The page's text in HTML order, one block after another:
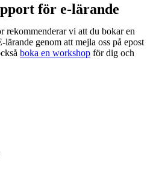
för e-lärande
rekommenderar vi att du bokar en
lärande genom att mejla oss på epost
boka en workshop för dig och